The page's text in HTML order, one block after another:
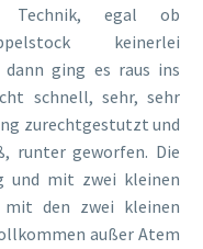
Technik, egal ob
keinerlei
ging es raus ins
schnell, sehr, sehr
zurechtgestutzt und
runter geworfen. Die
und mit zwei kleinen
mit den zwei kleinen
außer Atem